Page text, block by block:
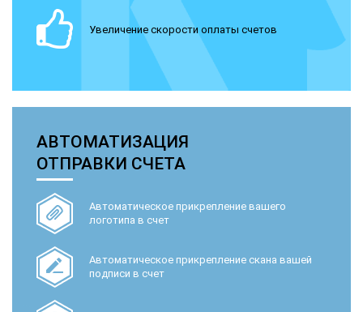
Увеличение скорости оплаты счетов
АВТОМАТИЗАЦИЯ
ОТПРАВКИ СЧЕТА
Автоматическое прикрепление вашего
логотипа в счет
Автоматическое прикрепление скана вашей
подписи в счет